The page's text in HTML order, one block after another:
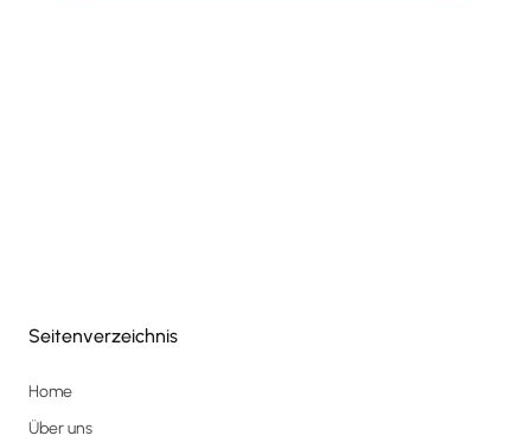
Seitenverzeichnis
Home
Über uns